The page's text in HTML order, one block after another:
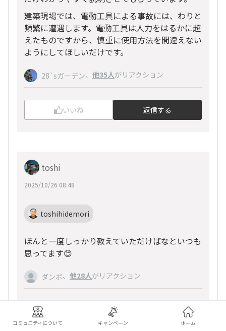
建築現場では、電動工具による事故には、わりと
頻繁に遭遇します。電動工具は人力をはるかに超
えたものですから、慎重に使用方法を間違えない
ようにしてほしいだけです。
28`sガーデン、 他35人がリアクション
いいね 返信する
toshi
2025/10/26 08:48
toshihidemori
ほんと一度しっかり教えていただけばなといつも
思ってます😊
ダンボ、 他28人がリアクション
コミュニティについて キャンペーン ホーム